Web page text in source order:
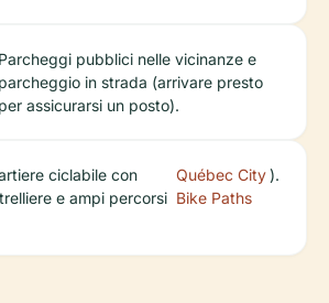
Parcheggi pubblici nelle vicinanze e
parcheggio in strada (arrivare presto
per assicurarsi un posto).
ciclabile con
e ampi percorsi
Québec City
Bike Paths
).